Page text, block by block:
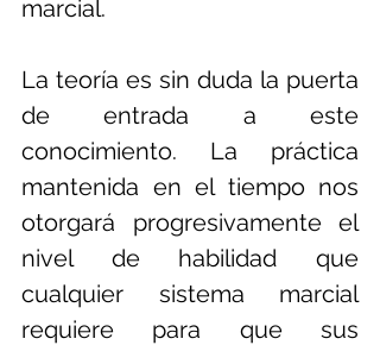
marcial.
La teoría es sin duda la puerta
de entrada a este
conocimiento. La práctica
mantenida en el tiempo nos
otorgará progresivamente el
nivel de habilidad que
cualquier sistema marcial
requiere para que sus